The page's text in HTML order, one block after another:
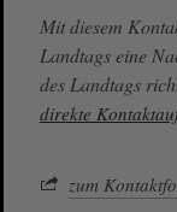
Mit diesem
Landtags eine
des Landtags
direkte
zum